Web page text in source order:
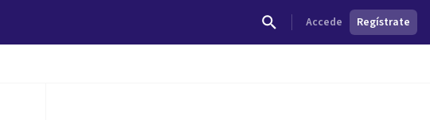
Accede Regístrate